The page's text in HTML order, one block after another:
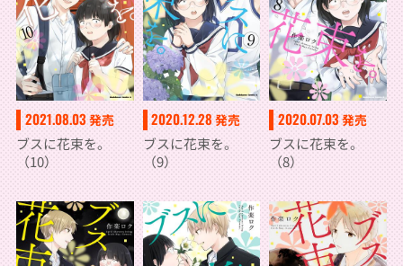
2021.08.03 発売
ブスに花束を。
（10）
2020.12.28 発売
ブスに花束を。
（9）
2020.07.03 発売
ブスに花束を。
（8）